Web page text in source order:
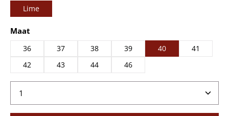
Lime
Selecteer
Maat
36 37 38 39 40
41
42
43 44 46
Producthoeveelheid: Voer de gewenste